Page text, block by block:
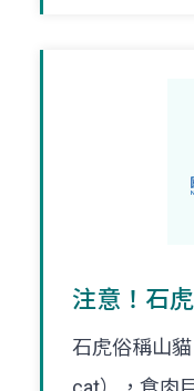
注意！石
石虎俗稱山